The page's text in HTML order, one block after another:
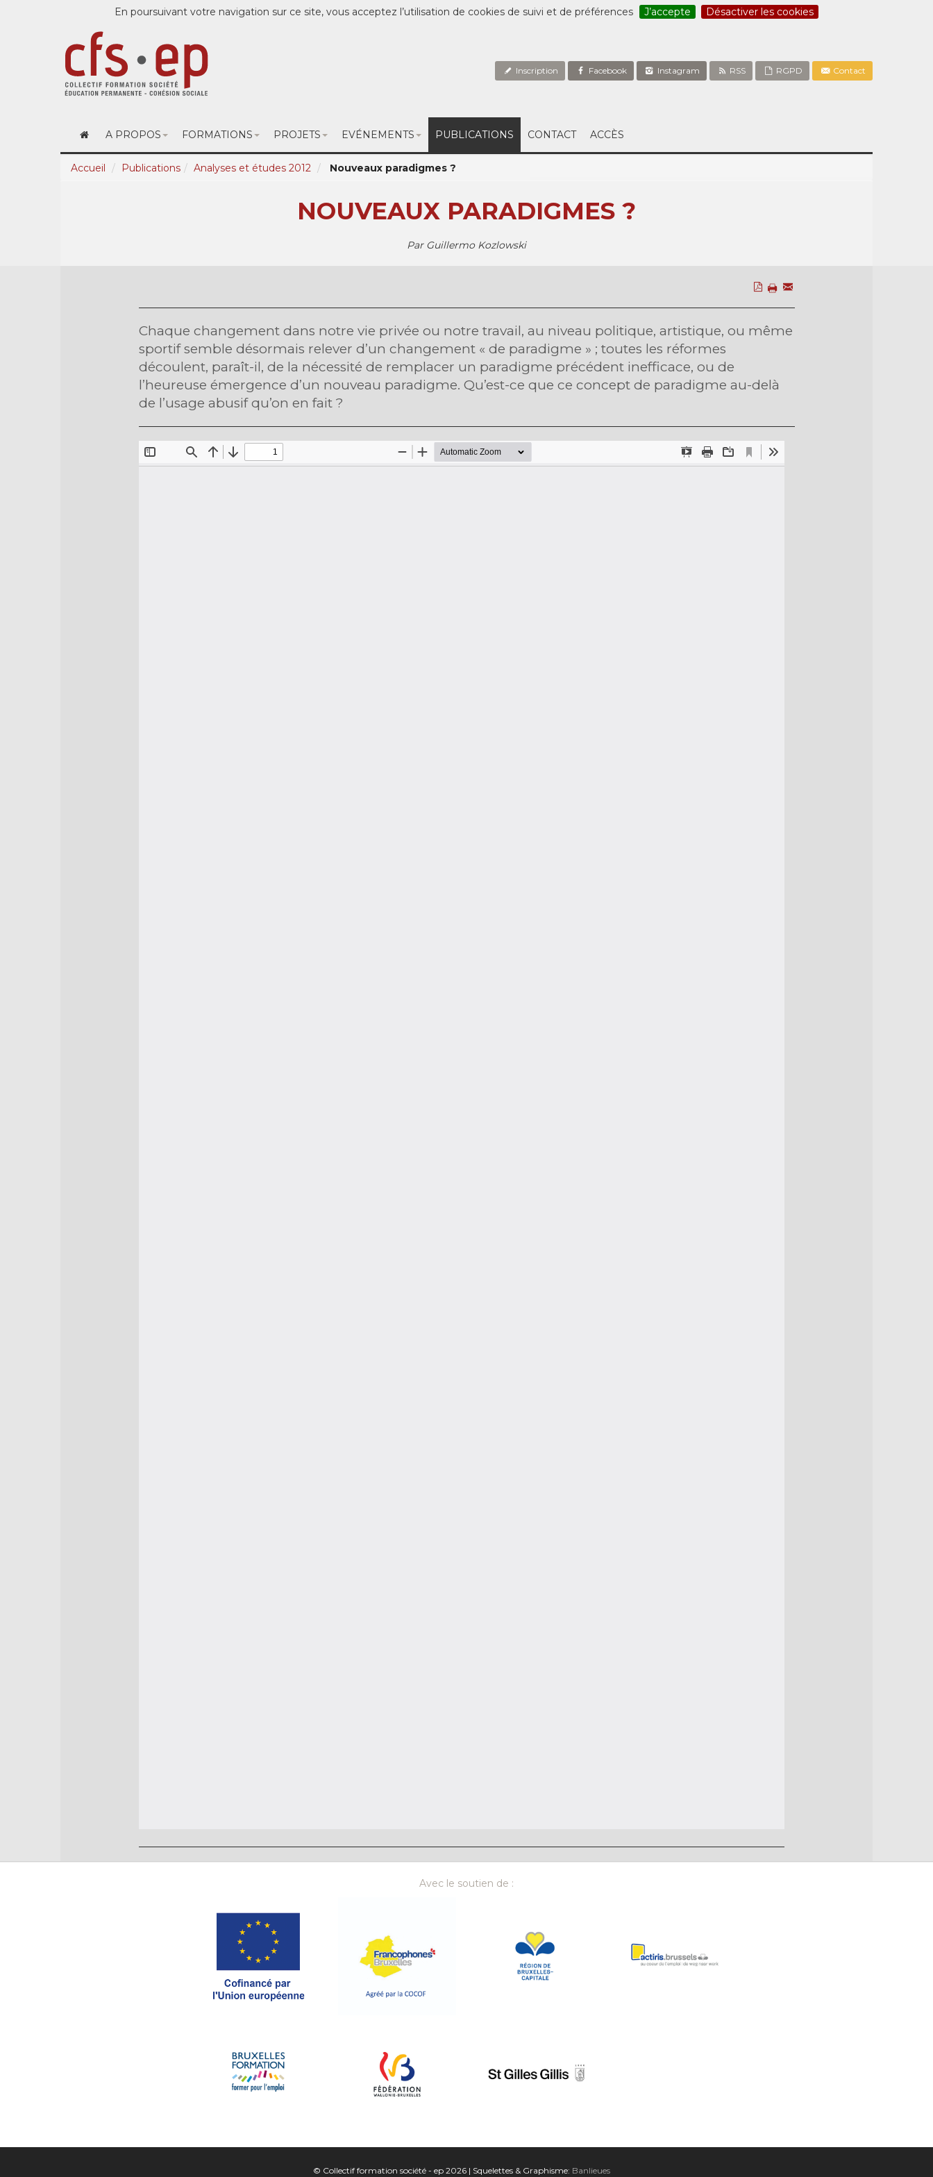
En poursuivant votre navigation sur ce site, vous acceptez l’utilisation de cookies de suivi et de préférences J’accepte Désactiver les cookies
Inscription Facebook Instagram RSS RGPD Contact
A PROPOS FORMATIONS PROJETS EVÉNEMENTS PUBLICATIONS CONTACT ACCÈS
Accueil Publications Analyses et études 2012 Nouveaux paradigmes ?
NOUVEAUX PARADIGMES ?
Par Guillermo Kozlowski
Chaque changement dans notre vie privée ou notre travail, au niveau politique, artistique, ou même
sportif semble désormais relever d’un changement « de paradigme » ; toutes les réformes
découlent, paraît-il, de la nécessité de remplacer un paradigme précédent inefficace, ou de
l’heureuse émergence d’un nouveau paradigme. Qu’est-ce que ce concept de paradigme au-delà
de l’usage abusif qu’on en fait ?
Avec le soutien de :
© Collectif formation société - ep 2026 | Squelettes & Graphisme: Banlieues